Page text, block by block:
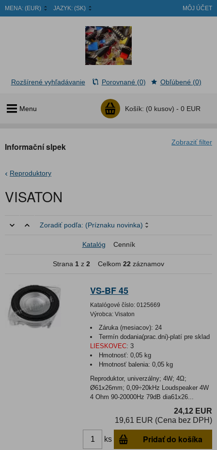
MENA: (EUR) JAZYK: (SK) MÔJ ÚČET
Menu Košík: (0 kusov) - 0 EUR
Rozšírené vyhľadávanie Porovnané (0) Obľúbené (0)
Zobraziť filter
Informační slpek
Reproduktory
VISATON
Zoradiť podľa: (Príznaku novinka)
Katalóg Cenník
Strana 1 z 2 Celkom 22 záznamov
VS-BF 45
Katalógové číslo: 0125669
Výrobca: Visaton
Záruka (mesiacov): 24
Termín dodania(prac.dni)-platí pre sklad
LIESKOVEC: 3
Hmotnosť:0,05 kg
Hmotnosť balenia:0,05 kg
Reproduktor, univerzálny; 4W; 4Ω;
Ø61x26mm; 0,09÷20kHz Loudspeaker 4W
4 Ohm 90-20000Hz 79dB dia61x26...
24,12 EUR
19,61 EUR (Cena bez DPH)
ks Pridať do košíka